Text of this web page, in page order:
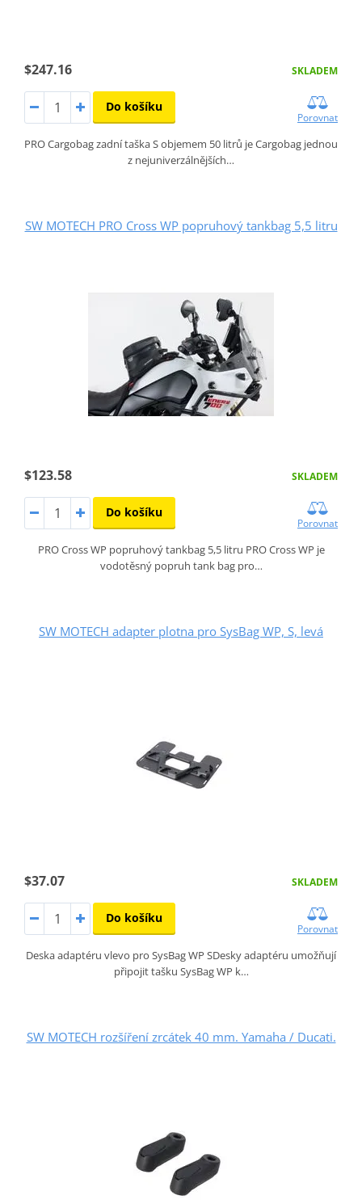
$247.16 SKLADEM
Do košíku
Porovnat
PRO Cargobag zadní taška S objemem 50 litrů je Cargobag jednou
z nejuniverzálnějších…
SW MOTECH PRO Cross WP popruhový tankbag 5,5 litru
$123.58 SKLADEM
Do košíku
Porovnat
PRO Cross WP popruhový tankbag 5,5 litru PRO Cross WP je
vodotěsný popruh tank bag pro…
SW MOTECH adapter plotna pro SysBag WP, S, levá
$37.07 SKLADEM
Do košíku
Porovnat
Deska adaptéru vlevo pro SysBag WP SDesky adaptéru umožňují
připojit tašku SysBag WP k…
SW MOTECH rozšíření zrcátek 40 mm. Yamaha / Ducati.